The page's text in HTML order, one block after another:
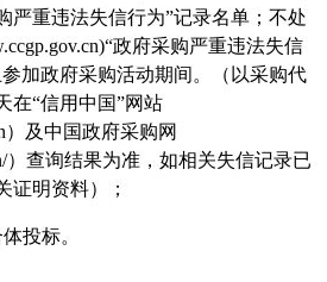
严重违法失信行为”记录名单；不处
政府采购严重违法失信
加政府采购活动期间。（以采购代
在“信用中国”网站
）及中国政府采购网
）查询结果为准，如相关失信记录已
证明资料）；
投标。